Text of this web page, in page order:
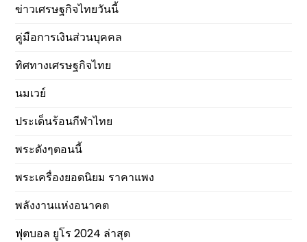
ข่าวเศรษฐกิจไทยวันนี้
คู่มือการเงินส่วนบุคคล
ทิศทางเศรษฐกิจไทย
นมเวย์
ประเด็นร้อนกีฬาไทย
พระดังๆตอนนี้
พระเครื่องยอดนิยม ราคาแพง
พลังงานแห่งอนาคต
ฟุตบอล ยูโร 2024 ล่าสุด